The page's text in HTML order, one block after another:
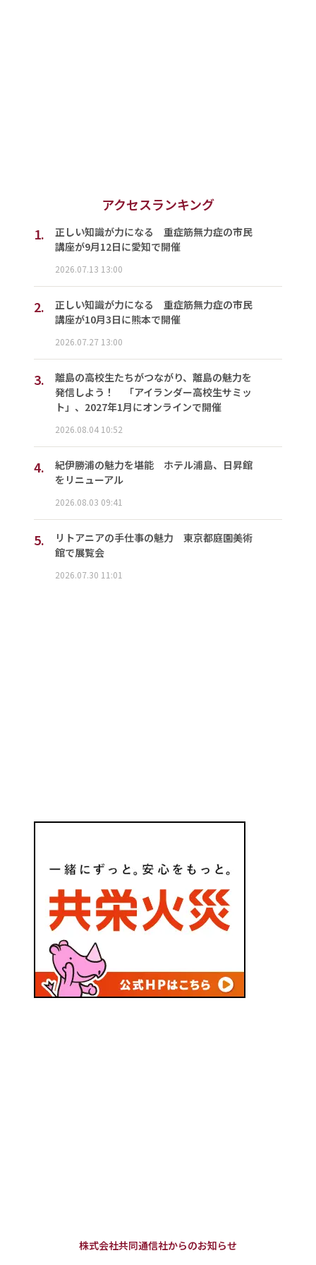
アクセスランキング
1.
正しい知識が力になる 重症筋無力症の市民
講座が9月12日に愛知で開催
2026.07.13 13:00
2.
正しい知識が力になる 重症筋無力症の市民
講座が10月3日に熊本で開催
2026.07.27 13:00
3.
離島の高校生たちがつながり、離島の魅力を
発信しよう！ 「アイランダー高校生サミッ
ト」、2027年1月にオンラインで開催
2026.08.04 10:52
4.
紀伊勝浦の魅力を堪能 ホテル浦島、日昇館
をリニューアル
2026.08.03 09:41
5.
リトアニアの手仕事の魅力 東京都庭園美術
館で展覧会
2026.07.30 11:01
株式会社共同通信社からのお知らせ